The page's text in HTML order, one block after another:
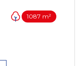
1087 m²